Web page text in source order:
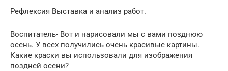
Рефлексия Выставка и анализ работ.
Воспитатель- Вот и нарисовали мы с вами позднюю
осень. У всех получились очень красивые картины.
Какие краски вы использовали для изображения
поздней осени?